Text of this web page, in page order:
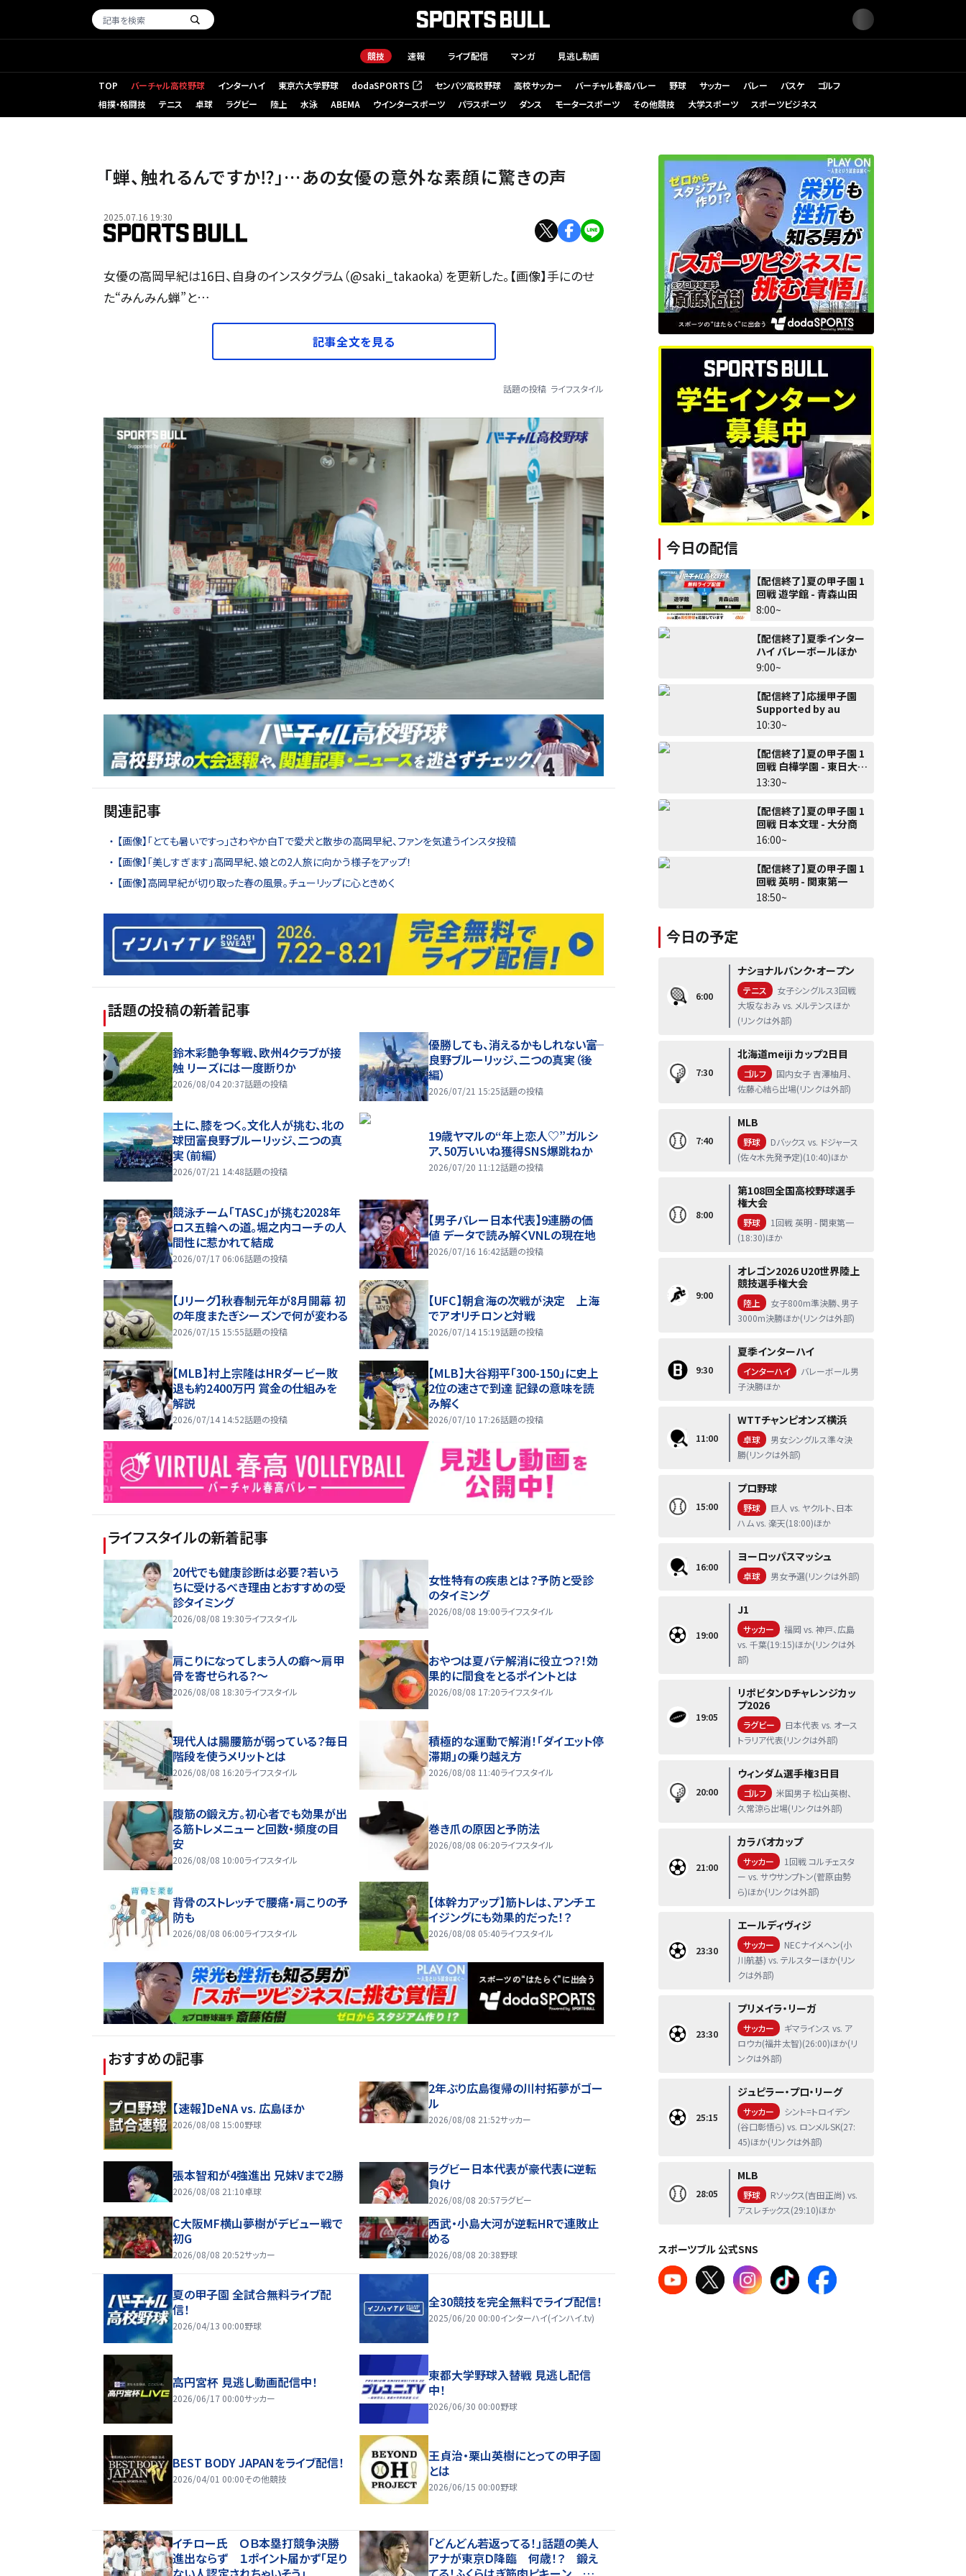
競技 速報 ライブ配信 マンガ 見逃し動画
TOP バーチャル高校野球 インターハイ 東京六大学野球 dodaSPORTS
（新しいタブで開く） センバツ高校野球 高校サッカー バーチャル春高バレー 野球 サッカー バレー バスケ
ゴルフ
相撲・格闘技
テニス 卓球 ラグビー 陸上 水泳 ABEMA ウインタースポーツ パラスポーツ ダンス モータースポーツ その他競技 大学スポーツ スポーツビジネス
「蝉、触れるんですか⁉」…あの女優の意外な素顔に驚きの声
2025.07.16 19:30
女優の高岡早紀は16日、自身のインスタグラム（@saki_takaoka）を更新した。【画像】手にのせ
た“みんみん蝉”と…
記事全文を見る
話題の投稿 ライフスタイル
関連記事
【画像】「とても暑いですっ」さわやか白Tで愛犬と散歩の高岡早紀、ファンを気遣うインスタ投稿
【画像】「美しすぎます」高岡早紀、娘との2人旅に向かう様子をアップ！
【画像】高岡早紀が切り取った春の風景。チューリップに心ときめく
話題の投稿の新着記事
鈴木彩艶争奪戦、欧州4クラブが接
触 リーズには一度断りか
2026/08/04 20:37話題の投稿
優勝しても、消えるかもしれない――富
良野ブルーリッジ、二つの真実（後
編）
2026/07/21 15:25話題の投稿
土に、膝をつく。文化人が挑む、北の
球団――富良野ブルーリッジ、二つの真
実（前編）
2026/07/21 14:48話題の投稿
19歳ヤマルの“年上恋人♡”ガルシ
ア、50万いいね獲得SNS爆跳ねか
2026/07/20 11:12話題の投稿
競泳チーム「TASC」が挑む2028年
ロス五輪への道。堀之内コーチの人
間性に惹かれて結成
2026/07/17 06:06話題の投稿
【男子バレー日本代表】9連勝の価
値 データで読み解くVNLの現在地
2026/07/16 16:42話題の投稿
【Jリーグ】秋春制元年が8月開幕 初
の年度またぎシーズンで何が変わる
2026/07/15 15:55話題の投稿
【UFC】朝倉海の次戦が決定 上海
でアオリチロンと対戦
2026/07/14 15:19話題の投稿
【MLB】村上宗隆はHRダービー敗
退も約2400万円 賞金の仕組みを
解説
2026/07/14 14:52話題の投稿
【MLB】大谷翔平「300-150」に史上
2位の速さで到達 記録の意味を読
み解く
2026/07/10 17:26話題の投稿
ライフスタイルの新着記事
20代でも健康診断は必要？若いう
ちに受けるべき理由とおすすめの受
診タイミング
2026/08/08 19:30ライフスタイル
女性特有の疾患とは？予防と受診
のタイミング
2026/08/08 19:00ライフスタイル
肩こりになってしまう人の癖～肩甲
骨を寄せられる？～
2026/08/08 18:30ライフスタイル
おやつは夏バテ解消に役立つ？！効
果的に間食をとるポイントとは
2026/08/08 17:20ライフスタイル
現代人は腸腰筋が弱っている？毎日
階段を使うメリットとは
2026/08/08 16:20ライフスタイル
積極的な運動で解消！「ダイエット停
滞期」の乗り越え方
2026/08/08 11:40ライフスタイル
腹筋の鍛え方。初心者でも効果が出
る筋トレメニューと回数・頻度の目
安
2026/08/08 10:00ライフスタイル
巻き爪の原因と予防法
2026/08/08 06:20ライフスタイル
背骨のストレッチで腰痛・肩こりの予
防も
2026/08/08 06:00ライフスタイル
【体幹力アップ】筋トレは、アンチエ
イジングにも効果的だった！？
2026/08/08 05:40ライフスタイル
おすすめの記事
【速報】DeNA vs. 広島ほか
2026/08/08 15:00野球
2年ぶり広島復帰の川村拓夢がゴー
ル
2026/08/08 21:52サッカー
張本智和が4強進出 兄妹Vまで2勝
2026/08/08 21:10卓球
ラグビー日本代表が豪代表に逆転
負け
2026/08/08 20:57ラグビー
C大阪MF横山夢樹がデビュー戦で
初G
2026/08/08 20:52サッカー
西武・小島大河が逆転HRで連敗止
める
2026/08/08 20:38野球
夏の甲子園 全試合無料ライブ配
信！
2026/04/13 00:00野球
全30競技を完全無料でライブ配信！
2025/06/20 00:00インターハイ(インハイ.tv)
高円宮杯 見逃し動画配信中！
2026/06/17 00:00サッカー
東都大学野球入替戦 見逃し配信
中！
2026/06/30 00:00野球
BEST BODY JAPANをライブ配信！
2026/04/01 00:00その他競技
王貞治・栗山英樹にとっての甲子園
とは
2026/06/15 00:00野球
イチロー氏 ＯＢ本塁打競争決勝
進出ならず １ポイント届かず「足り
「どんどん若返ってる！」話題の美人
アナが東京Ｄ降臨 何歳！？ 鍛え
今日の配信
【配信終了】夏の甲子園 1
回戦 遊学館 - 青森山田
8:00~
【配信終了】夏季インター
ハイ バレーボールほか
9:00~
【配信終了】応援甲子園
Supported by au
10:30~
【配信終了】夏の甲子園 1
回戦 白樺学園 - 東日大昌
平
13:30~
【配信終了】夏の甲子園 1
回戦 日本文理 - 大分商
16:00~
【配信終了】夏の甲子園 1
回戦 英明 - 関東第一
18:50~
今日の予定
6:00
ナショナルバンク・オープン
テニス
女子シングルス3回戦
大坂なおみ vs. メルテンスほか
(リンクは外部)
7:30
北海道meiji カップ2日目
ゴルフ
国内女子 吉澤柚月、
佐藤心結ら出場(リンクは外部)
7:40
MLB
野球
Dバックス vs. ドジャース
(佐々木先発予定)(10:40)ほか
8:00
第108回全国高校野球選手
権大会
野球
1回戦 英明 - 関東第一
(18:30)ほか
9:00
オレゴン2026 U20世界陸上
競技選手権大会
陸上
女子800m準決勝、男子
3000m決勝ほか(リンクは外部)
9:30
夏季インターハイ
インターハイ
バレーボール男
子決勝ほか
11:00
WTTチャンピオンズ横浜
卓球
男女シングルス準々決
勝(リンクは外部)
15:00
プロ野球
野球
巨人 vs. ヤクルト、日本
ハム vs. 楽天(18:00)ほか
16:00
ヨーロッパスマッシュ
卓球 男女予選(リンクは外部)
19:00
J1
サッカー
福岡 vs. 神戸、広島
vs. 千葉(19:15)ほか(リンクは外
部)
19:05
リポビタンDチャレンジカッ
プ2026
ラグビー
日本代表 vs. オース
トラリア代表(リンクは外部)
20:00
ウィンダム選手権3日目
ゴルフ
米国男子 松山英樹、
久常涼ら出場(リンクは外部)
21:00
カラバオカップ
サッカー
1回戦 コルチェスタ
ー vs. サウサンプトン(菅原由勢
ら)ほか(リンクは外部)
23:30
エールディヴィジ
サッカー
NECナイメヘン(小
川航基) vs. テルスターほか(リン
クは外部)
23:30
プリメイラ・リーガ
サッカー
ギマラインス vs. ア
ロウカ(福井太智)(26:00)ほか(リ
ンクは外部)
25:15
ジュピラー・プロ・リーグ
サッカー
シント=トロイデン
(谷口彰悟ら) vs. ロンメルSK(27:
45)ほか(リンクは外部)
28:05
MLB
野球
Rソックス(吉田正尚) vs.
アスレチックス(29:10)ほか
スポーツブル 公式SNS